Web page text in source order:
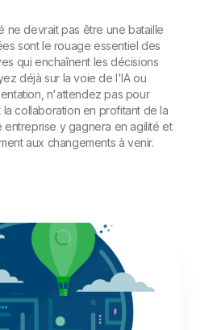
ne devrait pas être une bataille
sont le rouage essentiel des
qui enchaînent les décisions
déjà sur la voie de l'IA ou
n'attendez pas pour
collaboration en profitant de la
entreprise y gagnera en agilité et
aux changements à venir.